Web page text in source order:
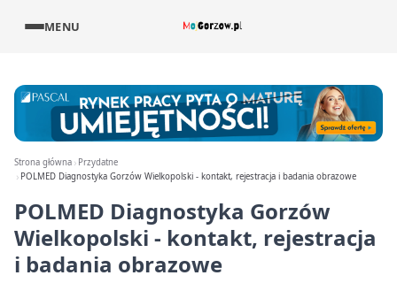
MENU
Strona główna
Przydatne
POLMED Diagnostyka Gorzów Wielkopolski - kontakt, rejestracja i badania obrazowe
POLMED Diagnostyka Gorzów
Wielkopolski - kontakt, rejestracja
i badania obrazowe